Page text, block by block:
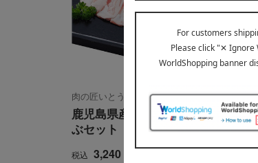
肉の匠いとう
鹿児島県産 黒豚 黒の匠 しゃぶしゃ
ぶセット
税込 3,240